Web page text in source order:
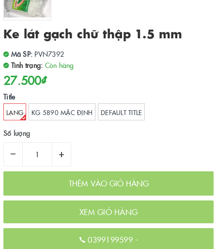
Ke lát gạch chữ thập 1.5 mm
Mã SP: PVN7392
Tình trạng: Còn hàng
27.500₫
Title
LẠNG KG 5890 MẶC ĐỊNH DEFAULT TITLE
Số lượng
– +
THÊM VÀO GIỎ HÀNG
XEM GIỎ HÀNG
0399199599 -